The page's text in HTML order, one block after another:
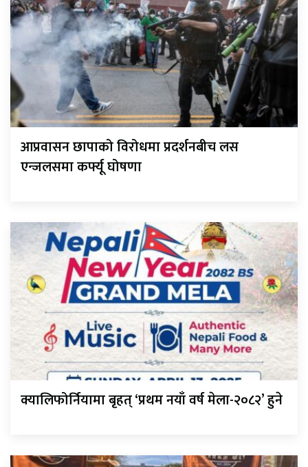
आप्रवासन छापाको विरोधमा प्रदर्शनबीच लस
एन्जलसमा कर्फ्यू घोषणा
क्यालिफोर्नियामा बृहत् ‘प्रथम नयाँ वर्ष मेला-२०८२’ हुने